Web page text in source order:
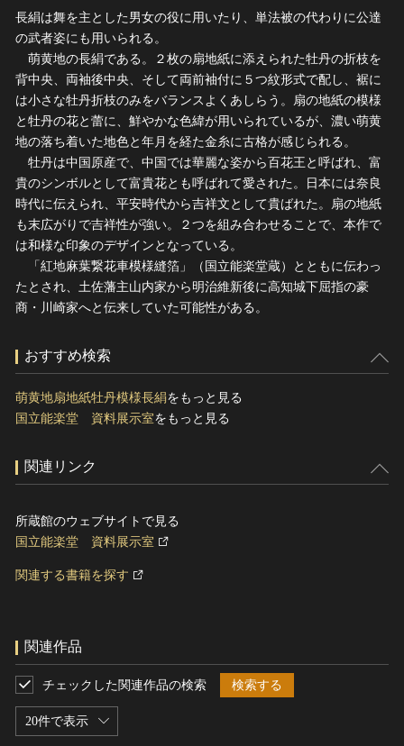
長絹は舞を主とした男女の役に用いたり、単法被の代わりに公達
の武者姿にも用いられる。
萌黄地の長絹である。２枚の扇地紙に添えられた牡丹の折枝を
背中央、両袖後中央、そして両前袖付に５つ紋形式で配し、裾に
は小さな牡丹折枝のみをバランスよくあしらう。扇の地紙の模様
と牡丹の花と蕾に、鮮やかな色緯が用いられているが、濃い萌黄
地の落ち着いた地色と年月を経た金糸に古格が感じられる。
牡丹は中国原産で、中国では華麗な姿から百花王と呼ばれ、富
貴のシンボルとして富貴花とも呼ばれて愛された。日本には奈良
時代に伝えられ、平安時代から吉祥文として貴ばれた。扇の地紙
も末広がりで吉祥性が強い。２つを組み合わせることで、本作で
は和様な印象のデザインとなっている。
「紅地麻葉繋花車模様縫箔」（国立能楽堂蔵）とともに伝わっ
たとされ、土佐藩主山内家から明治維新後に高知城下屈指の豪
商・川崎家へと伝来していた可能性がある。
おすすめ検索
萌黄地扇地紙牡丹模様長絹をもっと見る
国立能楽堂 資料展示室をもっと見る
関連リンク
所蔵館のウェブサイトで見る
国立能楽堂 資料展示室
関連する書籍を探す
関連作品
20件で表示
チェックした関連作品の検索 検索する